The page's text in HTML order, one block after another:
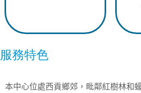
服務特色
本中心位處西貢鄉郊，毗鄰紅樹林和